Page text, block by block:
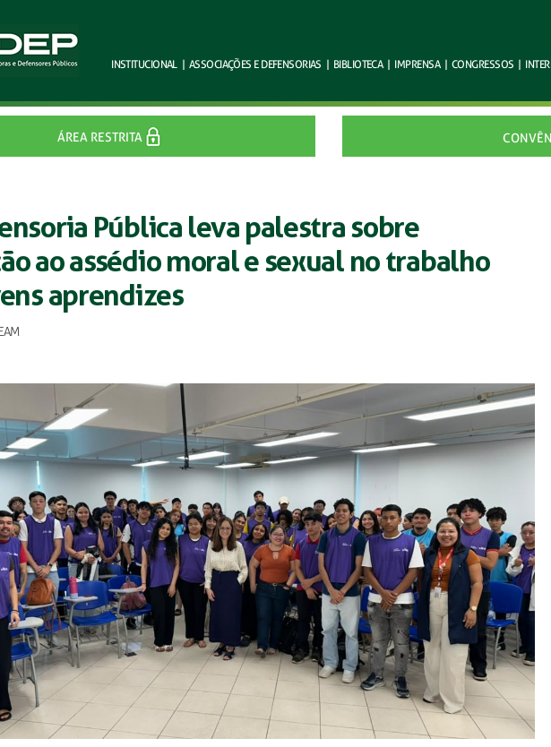
INSTITUCIONAL | ASSOCIAÇÕES EDEFENSORIAS | BIBLIOTECA | IMPRENSA | CONGRESSOS |
ÁREA RESTRITA
Pública leva palestra sobre
ao assédio moral e sexual no trabalho
aprendizes